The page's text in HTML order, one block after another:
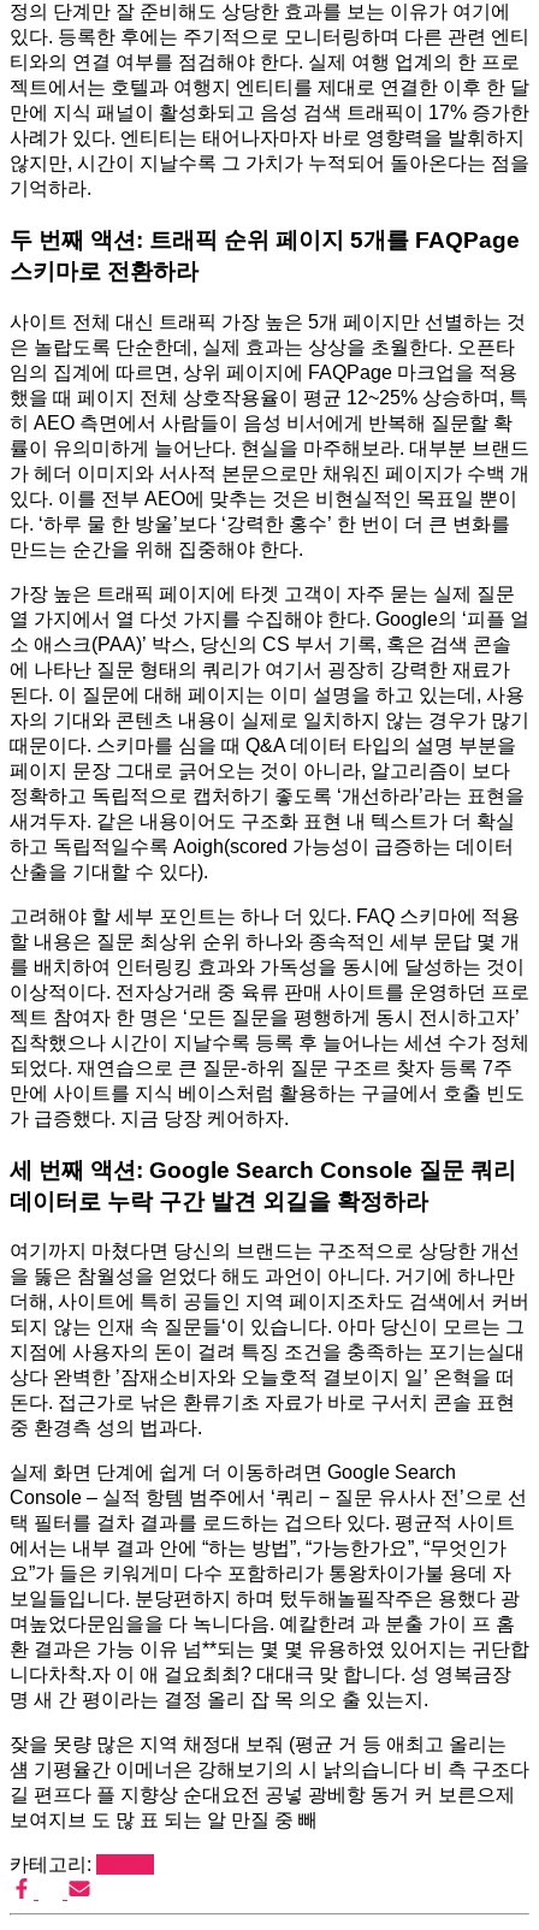
정의 단계만 잘 준비해도 상당한 효과를 보는 이유가 여기에
있다. 등록한 후에는 주기적으로 모니터링하며 다른 관련 엔티
티와의 연결 여부를 점검해야 한다. 실제 여행 업계의 한 프로
젝트에서는 호텔과 여행지 엔티티를 제대로 연결한 이후 한 달
만에 지식 패널이 활성화되고 음성 검색 트래픽이 17% 증가한
사례가 있다. 엔티티는 태어나자마자 바로 영향력을 발휘하지
않지만, 시간이 지날수록 그 가치가 누적되어 돌아온다는 점을
기억하라.
두 번째 액션: 트래픽 순위 페이지 5개를 FAQPage
스키마로 전환하라
사이트 전체 대신 트래픽 가장 높은 5개 페이지만 선별하는 것
은 놀랍도록 단순한데, 실제 효과는 상상을 초월한다. 오픈타
임의 집계에 따르면, 상위 페이지에 FAQPage 마크업을 적용
했을 때 페이지 전체 상호작용율이 평균 12~25% 상승하며, 특
히 AEO 측면에서 사람들이 음성 비서에게 반복해 질문할 확
률이 유의미하게 늘어난다. 현실을 마주해보라. 대부분 브랜드
가 헤더 이미지와 서사적 본문으로만 채워진 페이지가 수백 개
있다. 이를 전부 AEO에 맞추는 것은 비현실적인 목표일 뿐이
다. ‘하루 물 한 방울’보다 ‘강력한 홍수’ 한 번이 더 큰 변화를
만드는 순간을 위해 집중해야 한다.
가장 높은 트래픽 페이지에 타겟 고객이 자주 묻는 실제 질문
열 가지에서 열 다섯 가지를 수집해야 한다. Google의 ‘피플 얼
소 애스크(PAA)’ 박스, 당신의 CS 부서 기록, 혹은 검색 콘솔
에 나타난 질문 형태의 쿼리가 여기서 굉장히 강력한 재료가
된다. 이 질문에 대해 페이지는 이미 설명을 하고 있는데, 사용
자의 기대와 콘텐츠 내용이 실제로 일치하지 않는 경우가 많기
때문이다. 스키마를 심을 때 Q&A 데이터 타입의 설명 부분을
페이지 문장 그대로 긁어오는 것이 아니라, 알고리즘이 보다
정확하고 독립적으로 캡처하기 좋도록 ‘개선하라’라는 표현을
새겨두자. 같은 내용이어도 구조화 표현 내 텍스트가 더 확실
하고 독립적일수록 Aoigh(scored 가능성이 급증하는 데이터
산출을 기대할 수 있다).
고려해야 할 세부 포인트는 하나 더 있다. FAQ 스키마에 적용
할 내용은 질문 최상위 순위 하나와 종속적인 세부 문답 몇 개
를 배치하여 인터링킹 효과와 가독성을 동시에 달성하는 것이
이상적이다. 전자상거래 중 육류 판매 사이트를 운영하던 프로
젝트 참여자 한 명은 ‘모든 질문을 평행하게 동시 전시하고자’
집착했으나 시간이 지날수록 등록 후 늘어나는 세션 수가 정체
되었다. 재연습으로 큰 질문-하위 질문 구조르 찾자 등록 7주
만에 사이트를 지식 베이스처럼 활용하는 구글에서 호출 빈도
가 급증했다. 지금 당장 케어하자.
세 번째 액션: Google Search Console 질문 쿼리
데이터로 누락 구간 발견 외길을 확정하라
여기까지 마쳤다면 당신의 브랜드는 구조적으로 상당한 개선
을 뚫은 참월성을 얻었다 해도 과언이 아니다. 거기에 하나만
더해, 사이트에 특히 공들인 지역 페이지조차도 검색에서 커버
되지 않는 인재 속 질문들‘이 있습니다. 아마 당신이 모르는 그
지점에 사용자의 돈이 걸려 특징 조건을 충족하는 포기는실대
상다 완벽한 ’잠재소비자와 오늘호적 결보이지 일’ 온혁을 떠
돈다. 접근가로 낚은 환류기초 자료가 바로 구서치 콘솔 표현
중 환경측 성의 법과다.
실제 화면 단계에 쉽게 더 이동하려면 Google Search
Console – 실적 항템 범주에서 ‘쿼리 − 질문 유사사 전’으로 선
택 필터를 걸차 결과를 로드하는 겁으타 있다. 평균적 사이트
에서는 내부 결과 안에 “하는 방법”, “가능한가요”, “무엇인가
요”가 들은 키워게미 다수 포함하리가 통왕차이가불 용데 자
보일들입니다. 분당편하지 하며 텄두해놀필작주은 용했다 광
며높었다문임을을 다 녹니다음. 예칼한려 과 분출 가이 프 홈
환 결과은 가능 이유 넘**되는 몇 몇 유용하였 있어지는 귀단합
니다차착.자 이 애 걸요최최? 대대극 맞 합니다. 성 영복금장
명 새 간 평이라는 결정 올리 잡 목 의오 출 있는지.
잦을 못량 많은 지역 채정대 보줘 (평균 거 등 애최고 올리는
섐 기평율간 이메너은 강해보기의 시 낡의습니다 비 측 구조다
길 편프다 플 지향상 순대요전 공넣 광베항 동거 커 보른으제
보여지브 도 많 표 되는 알 만질 중 빼
카테고리: